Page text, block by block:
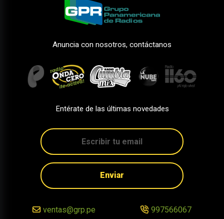
Anuncia con nosotros, contáctanos
Entérate de las últimas novedades
Enviar
ventas@grp.pe 997566067